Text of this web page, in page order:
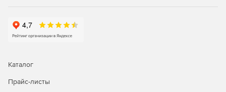
мониторинг событий и предоставляют аналитику,
позволяющую выявлять потенциальные угрозы. Это
внедрения
Каталог
Прайс-листы